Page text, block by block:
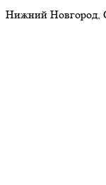
Нижний Новгород,